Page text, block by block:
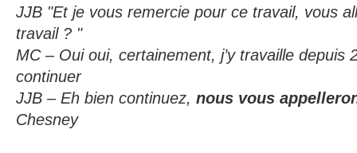
JJB "Et je vous remercie pour ce travail, vous
travail ? "
MC – Oui oui, certainement, j’y travaille depuis
continuer
JJB – Eh bien continuez, nous vous
Chesney